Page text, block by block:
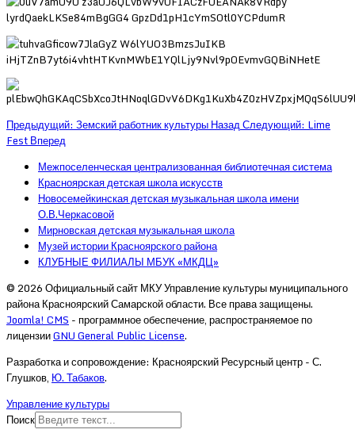
Предыдущий: Земский работник культурыНазадСледующий: Lime
FestВперед
Межпоселенческая централизованная библиотечная система
Красноярская детская школа искусств
Новосемейкинская детская музыкальная школа имени
О.В.Черкасовой
Мирновская детская музыкальная школа
Музей истории Красноярского района
КЛУБНЫЕ ФИЛИАЛЫ МБУК «МКДЦ»
© 2026 Официальный сайт МКУ Управление культуры муниципального
района Красноярский Самарской области. Все права защищены.
Joomla! CMS - программное обеспечение, распространяемое по
лицензииGNU General Public License.
Разработка и сопровождение: Красноярский Ресурсный центр - С.
Глушков, Ю. Табаков.
Управление культуры
Поиск